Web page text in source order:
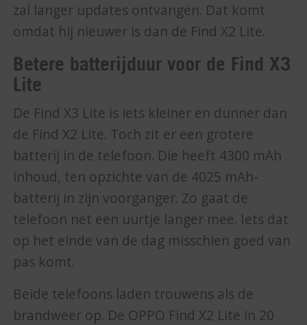
zal langer updates ontvangen. Dat komt
omdat hij nieuwer is dan de Find X2 Lite.
Betere batterijduur voor de Find X3
Lite
De Find X3 Lite is iets kleiner en dunner dan
de Find X2 Lite. Toch zit er een grotere
batterij in de telefoon. Die heeft 4300 mAh
inhoud, ten opzichte van de 4025 mAh-
batterij in zijn voorganger. Zo gaat de
telefoon net een uurtje langer mee. Iets dat
op het einde van de dag misschien goed van
pas komt.
Beide telefoons laden trouwens als de
brandweer op. De OPPO Find X2 Lite in 20